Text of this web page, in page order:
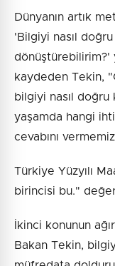
Dünyanın artık
'Bilgiyi nasıl
dönüştürebilirim?'
kaydeden Tekin,
bilgiyi nasıl doğru
yaşamda hangi
cevabını
Türkiye Yüzyılı
birincisi bu."
İkinci konunun
Bakan Tekin,